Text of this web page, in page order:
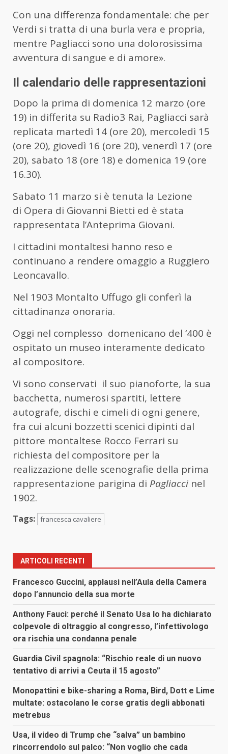
Con una differenza fondamentale: che per
Verdi si tratta di una burla vera e propria,
mentre Pagliacci sono una dolorosissima
avventura di sangue e di amore».
Il calendario delle rappresentazioni
Dopo la prima di domenica 12 marzo (ore
19) in differita su Radio3 Rai, Pagliacci sarà
replicata martedì 14 (ore 20), mercoledì 15
(ore 20), giovedì 16 (ore 20), venerdì 17 (ore
20), sabato 18 (ore 18) e domenica 19 (ore
16.30).
Sabato 11 marzo si è tenuta la Lezione
di Opera di Giovanni Bietti ed è stata
rappresentata l’Anteprima Giovani.
I cittadini montaltesi hanno reso e
continuano a rendere omaggio a Ruggiero
Leoncavallo.
Nel 1903 Montalto Uffugo gli conferì la
cittadinanza onoraria.
Oggi nel complesso domenicano del ‘400 è
ospitato un museo interamente dedicato
al compositore.
Vi sono conservati il suo pianoforte, la sua
bacchetta, numerosi spartiti, lettere
autografe, dischi e cimeli di ogni genere,
fra cui alcuni bozzetti scenici dipinti dal
pittore montaltese Rocco Ferrari su
richiesta del compositore per la
realizzazione delle scenografie della prima
rappresentazione parigina di Pagliacci nel
1902.
Tags: francesca cavaliere
ARTICOLI RECENTI
Francesco Guccini, applausi nell’Aula della Camera
dopo l’annuncio della sua morte
Anthony Fauci: perché il Senato Usa lo ha dichiarato
colpevole di oltraggio al congresso, l’infettivologo
ora rischia una condanna penale
Guardia Civil spagnola: “Rischio reale di un nuovo
tentativo di arrivi a Ceuta il 15 agosto”
Monopattini e bike-sharing a Roma, Bird, Dott e Lime
multate: ostacolano le corse gratis degli abbonati
metrebus
Usa, il video di Trump che “salva” un bambino
rincorrendolo sul palco: “Non voglio che cada